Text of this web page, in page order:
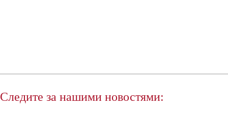
Следите за нашими новостями: